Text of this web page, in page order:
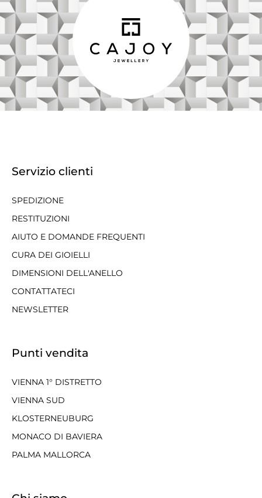
Servizio clienti
SPEDIZIONE
RESTITUZIONI
AIUTO E DOMANDE FREQUENTI
CURA DEI GIOIELLI
DIMENSIONI DELL'ANELLO
CONTATTATECI
NEWSLETTER
Punti vendita
VIENNA 1° DISTRETTO
VIENNA SUD
KLOSTERNEUBURG
MONACO DI BAVIERA
PALMA MALLORCA